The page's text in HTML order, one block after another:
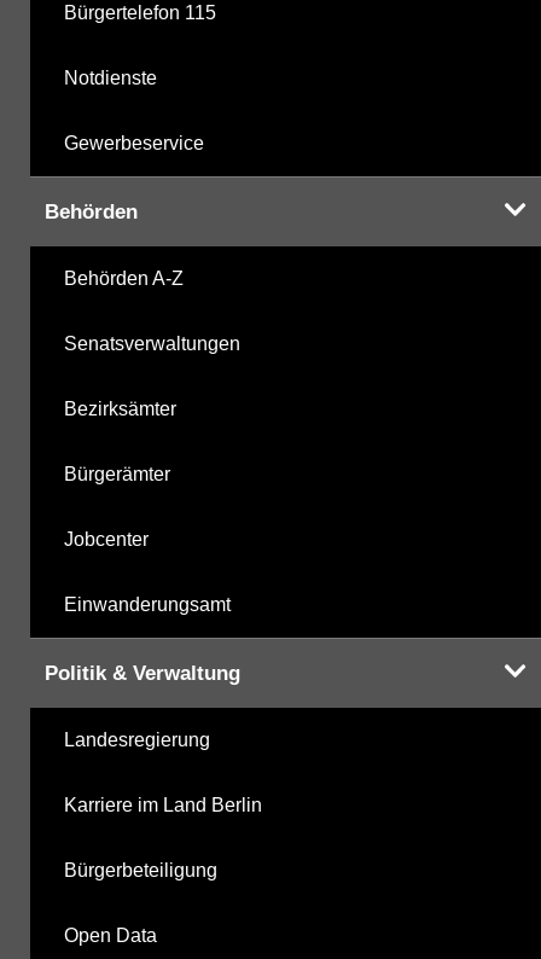
Bürgertelefon 115
Notdienste
Gewerbeservice
Behörden
Behörden A-Z
Senatsverwaltungen
Bezirksämter
Bürgerämter
Jobcenter
Einwanderungsamt
Politik & Verwaltung
Landesregierung
Karriere im Land Berlin
Bürgerbeteiligung
Open Data